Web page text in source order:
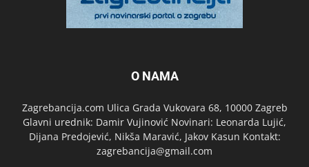
O NAMA
Zagrebancija.com Ulica Grada Vukovara 68, 10000 Zagreb
Glavni urednik: Damir Vujinović Novinari: Leonarda Lujić,
Dijana Predojević, Nikša Maravić, Jakov Kasun Kontakt:
zagrebancija@gmail.com